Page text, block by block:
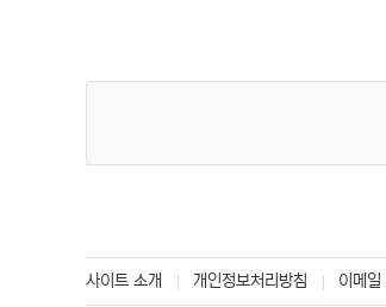
사이트 소개 개인정보처리방침 이메일